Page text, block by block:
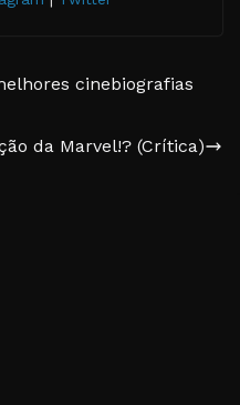
cinebiografias
da Marvel!? (Crítica)